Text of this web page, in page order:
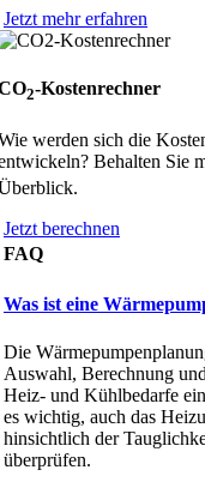
Jetzt mehr erfahren
2-Kostenrechner
werden sich die
Behalten Sie
Jetzt berechnen
FAQ
Was ist eine
Die
Auswahl, Berechnung
Heiz- und Kühlbedarfe
es wichtig, auch das
hinsichtlich der
überprüfen.